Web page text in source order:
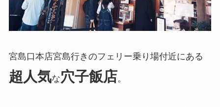
宮島口本店宮島行きのフェリー乗り場付近にある
超人気な穴子飯店。